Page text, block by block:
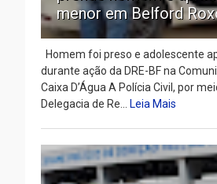
menor em Belford
Homem foi preso e adolescente
durante ação da DRE-BF na
Caixa D’Água A Polícia Civil, por
Delegacia de Re...Leia Mais